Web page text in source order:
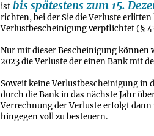
istbis spätestens zum 15.
richten, bei der Sie die Verluste
Verlustbescheinigung verpflichtet (§
Nur mit dieser Bescheinigung können
2023 die Verluste der einen Bank mit
Soweit keine Verlustbescheinigung in
durch die Bank in das nächste Jahr
Verrechnung der Verluste erfolgt dann
hingegen voll zu besteuern.